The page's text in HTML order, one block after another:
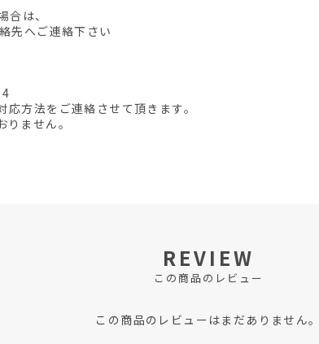
合は、
先へご連絡下さい
方法をご連絡させて頂きます。
ません。
REVIEW
この商品のレビュー
この商品のレビューはまだありません。